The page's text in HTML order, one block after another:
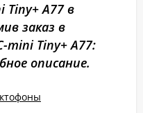
Tiny+ A77 в
заказ в
mini Tiny+ A77:
описание.